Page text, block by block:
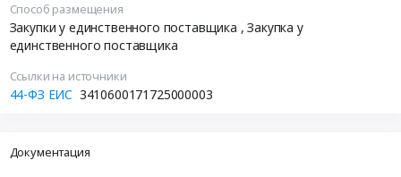
Способ размещения
Закупки у единственного поставщика , Закупка у
единственного поставщика
Ссылки на источники
44-ФЗ ЕИС 3410600171725000003
Документация